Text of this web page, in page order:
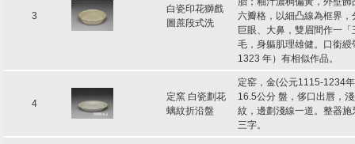
3
白瓷印花獅戲
圖蔗段式洗
六瓣格，以細凸線為框界
巨眼、大鼻，雙眉間作一
毛，身軀肌理雄健。口銜
1323 年）有相似作品。
4
定窯 白瓷劃花
螭紋折沿盤
定窑，金(公元1115-1234
16.5公分 盤，侈口出唇，
紋，邊劃淺線一道。整器
三字。